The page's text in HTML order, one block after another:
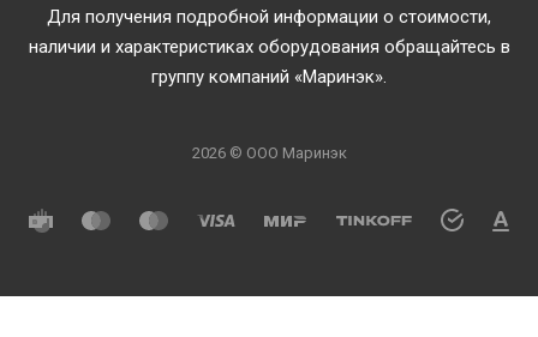
Для получения подробной информации о стоимости,
наличии и характеристиках оборудования обращайтесь в
группу компаний «Маринэк».
2026 © ООО Маринэк